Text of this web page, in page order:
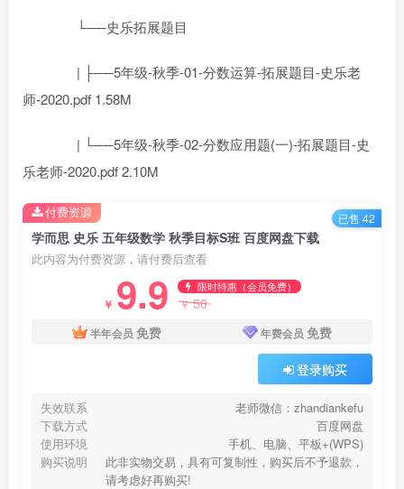
└──史乐拓展题目
| ├──5年级-秋季-01-分数运算-拓展题目-史乐老
师-2020.pdf 1.58M
| └──5年级-秋季-02-分数应用题(一)-拓展题目-史
乐老师-2020.pdf 2.10M
学而思 史乐 五年级数学 秋季目标S班 百度网盘下载
此内容为付费资源，请付费后查看
￥ 9.9 限时特惠（会员免费）
￥50
半年会员 免费 年费会员 免费
登录购买
失效联系
老师微信：zhandiankefu
下载方式
百度网盘
使用环境
手机、电脑、平板+(WPS)
购买说明
此非实物交易，具有可复制性，购买后不予退款，
请考虑好再购买!
付费资源 已售 42